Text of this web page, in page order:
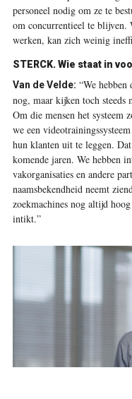
personeel nodig om ze te
om concurrentieel te blijven.
werken, kan zich weinig
STERCK. Wie staat in
Van de Velde: “We
nog, maar kijken toch steeds
Om die mensen het systeem
we een
hun klanten uit te leggen.
komende jaren. We hebben
vakorganisaties en andere
naamsbekendheid neemt
zoekmachines nog altijd
intikt.”